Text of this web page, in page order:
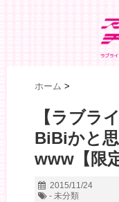
ホーム >
【ラブラ
BiBiかと
www【限
2015/11/24
- 未分類